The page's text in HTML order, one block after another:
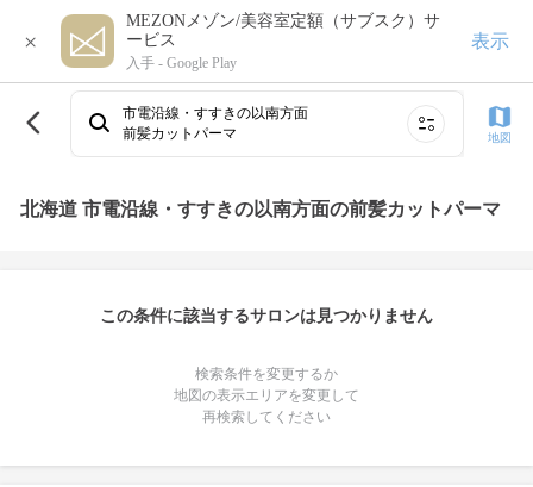
×
MEZONメゾン/美容室定額（サブスク）サ
ービス
入手 - Google Play
表示
市電沿線・すすきの以南方面
前髪カットパーマ
地図
北海道 市電沿線・すすきの以南方面の前髪カットパーマ
この条件に該当するサロンは見つかりません
検索条件を変更するか
地図の表示エリアを変更して
再検索してください